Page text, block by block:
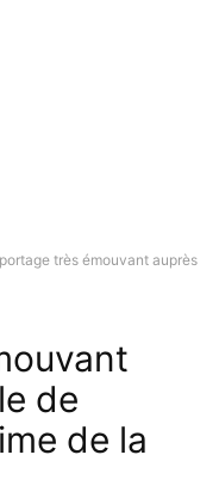
très émouvant auprès
de
de la